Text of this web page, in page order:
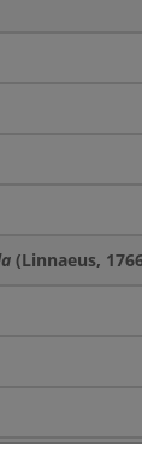
(Linnaeus,